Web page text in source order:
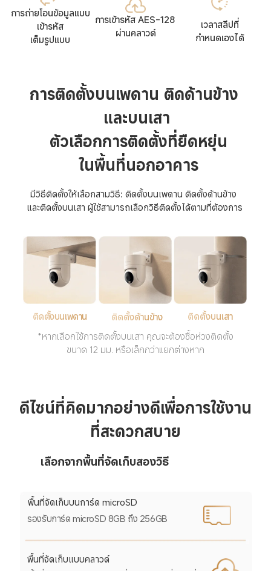
การถ่ายโอนข้อมูลแบบ
เข้ารหัส
เต็มรูปแบบ
การเข้ารหัส AES-128
ผ่านคลาวด์
เวลาสลีปที่
กำหนดเองได้
การติดตั้งบนเพดาน ติดด้านข้าง
และบนเสา
ตัวเลือกการติดตั้งที่ยืดหยุ่น
ในพื้นที่นอกอาคาร
มีวิธีติดตั้งให้เลือกสามวิธี: ติดตั้งบนเพดาน ติดตั้งด้านข้าง
และติดตั้งบนเสา ผู้ใช้สามารถเลือกวิธีติดตั้งได้ตามที่ต้องการ
ติดตั้งบนเพดาน ติดตั้งด้านข้าง
ติดตั้งบนเสา
*หากเลือกใช้การติดตั้งบนเสา คุณจะต้องซื้อห่วงติดตั้ง
ขนาด 12 มม. หรือเล็กกว่าแยกต่างหาก
ดีไซน์ที่คิดมากอย่างดีเพื่อการใช้งาน
ที่สะดวกสบาย
เลือกจากพื้นที่จัดเก็บสองวิธี
พื้นที่จัดเก็บบนการ์ด microSD
รองรับการ์ด microSD 8GB ถึง 256GB
พื้นที่จัดเก็บแบบคลาวด์